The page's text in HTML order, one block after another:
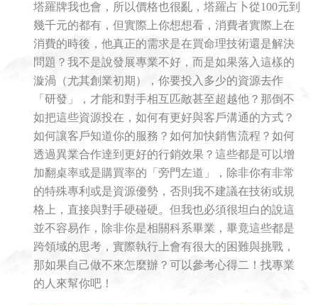
塔羅牌我也會，所以價格也很亂，塔羅占卜從100元到
幾千元的都有，但實際上你想想看，消費者實際上在
消費的時後，他真正的需求是在買命理技術還是解決
問題？我不是說發展專業不好，而是如果落入這樣的
漩渦（尤其創業初期），你要投入多少的資源去作
「研發」，才能和對手相互匹敵甚至超越他？那倒不
如把這些資源投在，如何有更好與客戶溝通的方式？
如何讓客戶知道你的服務？如何加快銷售流程？如何
透過異業合作達到更好的行銷效果？這些都是可以增
加翻桌率或是購買率的「旁門左道」，除非你有非常
的特殊專利或是資源優勢，否則我不建議在技術或規
格上，直接與對手硬碰硬。但我也必須很坦白的說這
並不容易作，除非你是相關科系畢業，畢竟這些都是
跨領域的思考，實際執行上會有很大的困難與挑戰，
那如果自己做不來怎麼辦？可以參考心得二！找專業
的人來幫你吧！